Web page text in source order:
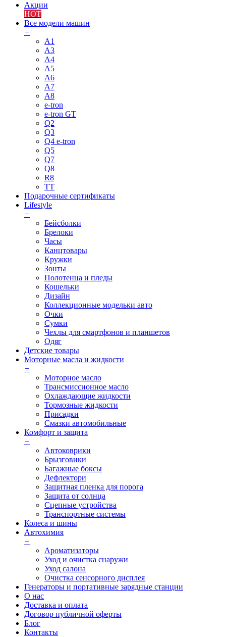
Акции
HOT
Все модели машин
+
A1
A3
A4
A5
A6
A7
A8
e-tron
e-tron GT
Q2
Q3
Q4 e-tron
Q5
Q7
Q8
R8
TT
Подарочные сертификаты
Lifestyle
+
Бейсболки
Брелоки
Часы
Канцтовары
Кружки
Зонты
Полотенца и пледы
Кошельки
Дизайн
Коллекционные модельки авто
Очки
Сумки
Чехлы для смартфонов и планшетов
Одяг
Детские товары
Моторные масла и жидкости
+
Моторное масло
Трансмиссионное масло
Охлаждающие жидкости
Тормозные жидкости
Присадки
Смазки автомобильные
Комфорт и защита
+
Автоковрики
Брызговики
Багажные боксы
Дефлектори
Защитная пленка для порога
Защита от солнца
Сцепные устройства
Транспортные системы
Колеса и шины
Автохимия
+
Ароматизаторы
Уход и очистка снаружи
Уход салона
Очистка сенсорного дисплея
Генераторы и портативные зарядные станции
О нас
Доставка и оплата
Договор публичной оферты
Блог
Контакты